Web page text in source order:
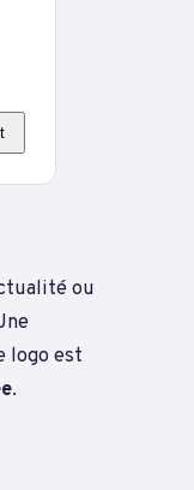
ou
logo est
.